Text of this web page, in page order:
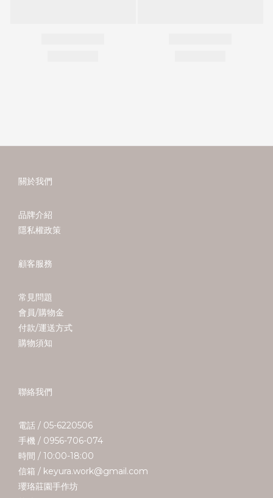
關於我們
品牌介紹
隱私權政策
顧客服務
常見問題
會員/購物金
付款/運送方式
購物須知
聯絡我們
電話 / 05-6220506
手機 / 0956-706-074
時間 / 10:00-18:00
信箱 / keyura.work@gmail.com
瓔珞莊園手作坊